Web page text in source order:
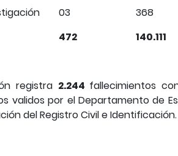
03 368
472 140.111
registra 2.244 fallecimientos
validos por el Departamento de
del Registro Civil e Identificación.